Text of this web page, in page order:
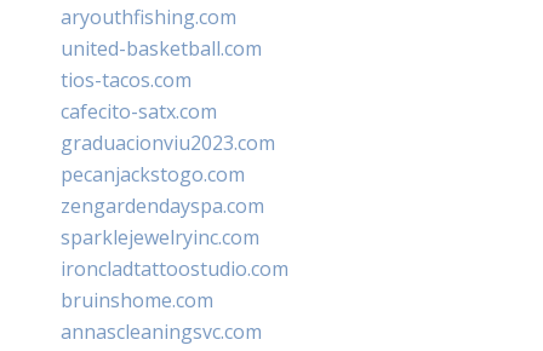
aryouthfishing.com
united-basketball.com
tios-tacos.com
cafecito-satx.com
graduacionviu2023.com
pecanjackstogo.com
zengardendayspa.com
sparklejewelryinc.com
ironcladtattoostudio.com
bruinshome.com
annascleaningsvc.com